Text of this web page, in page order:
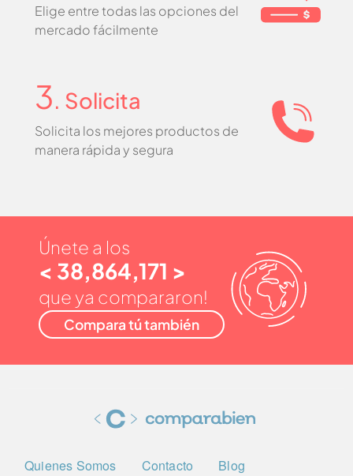
Elige entre todas las opciones del
mercado fácilmente
3. Solicita
Solicita los mejores productos de
manera rápida y segura
Únete a los
< 38,864,171 >
que ya compararon!
Compara tú también
Quienes Somos Contacto Blog